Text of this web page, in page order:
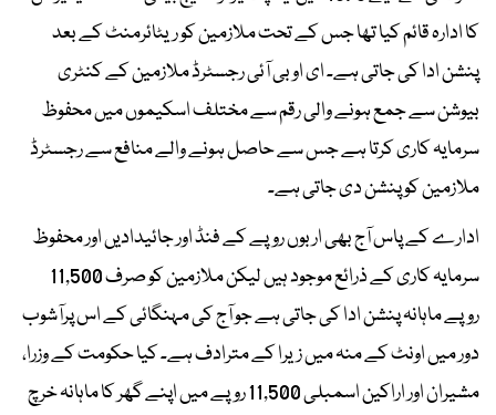
کا ادارہ قائم کیا تھا جس کے تحت ملازمین کو ریٹائرمنٹ کے بعد
پنشن ادا کی جاتی ہے۔ ای او بی آئی رجسٹرڈ ملازمین کے کنٹری
بیوشن سے جمع ہونے والی رقم سے مختلف اسکیموں میں محفوظ
سرمایہ کاری کرتا ہے جس سے حاصل ہونے والے منافع سے رجسٹرڈ
ملازمین کو پنشن دی جاتی ہے۔
ادارے کے پاس آج بھی اربوں روپے کے فنڈ اور جائیدادیں اور محفوظ
سرمایہ کاری کے ذرائع موجود ہیں لیکن ملازمین کو صرف 11,500
روپے ماہانہ پنشن ادا کی جاتی ہے جو آج کی مہنگائی کے اس پرآشوب
دور میں اونٹ کے منہ میں زیرا کے مترادف ہے۔ کیا حکومت کے وزرا،
مشیران اور اراکین اسمبلی 11,500 روپے میں اپنے گھر کا ماہانہ خرچ